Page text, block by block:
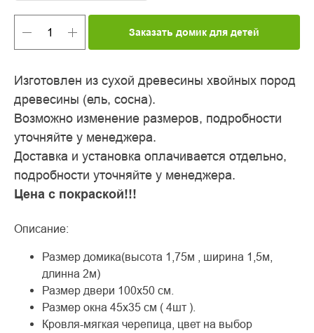
Заказать домик для детей
Изготовлен из сухой древесины хвойных пород
древесины (ель, сосна).
Возможно изменение размеров, подробности
уточняйте у менеджера.
Доставка и установка оплачивается отдельно,
подробности уточняйте у менеджера.
Цена с покраской!!!
Описание:
Размер домика(высота 1,75м , ширина 1,5м,
длинна 2м)
Размер двери 100х50 см.
Размер окна 45х35 см ( 4шт ).
Кровля-мягкая черепица, цвет на выбор